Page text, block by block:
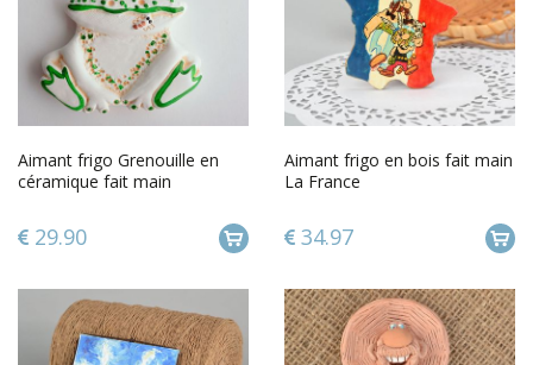
Aimant frigo Grenouille en
céramique fait main
29.90
Aimant frigo en bois fait main
La France
34.97